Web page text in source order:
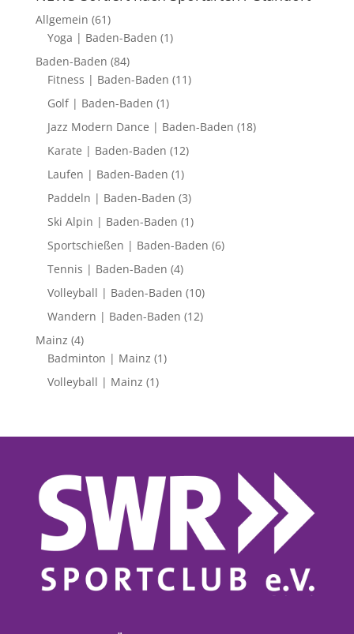
Allgemein (61)
Yoga | Baden-Baden (1)
Baden-Baden (84)
Fitness | Baden-Baden (11)
Golf | Baden-Baden (1)
Jazz Modern Dance | Baden-Baden (18)
Karate | Baden-Baden (12)
Laufen | Baden-Baden (1)
Paddeln | Baden-Baden (3)
Ski Alpin | Baden-Baden (1)
Sportschießen | Baden-Baden (6)
Tennis | Baden-Baden (4)
Volleyball | Baden-Baden (10)
Wandern | Baden-Baden (12)
Mainz (4)
Badminton | Mainz (1)
Volleyball | Mainz (1)